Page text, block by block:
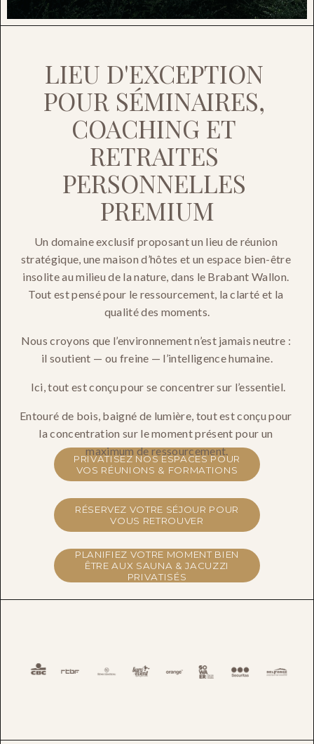
LIEU D'EXCEPTION
POUR SÉMINAIRES,
COACHING ET
RETRAITES
PERSONNELLES
PREMIUM
Un domaine exclusif proposant un lieu de réunion
stratégique, une maison d’hôtes et un espace bien-être
insolite au milieu de la nature, dans le Brabant Wallon.
Tout est pensé pour le ressourcement, la clarté et la
qualité des moments.
Nous croyons que l’environnement n’est jamais neutre :
il soutient — ou freine — l’intelligence humaine.
Ici, tout est conçu pour se concentrer sur l’essentiel.
Entouré de bois, baigné de lumière, tout est conçu pour
la concentration sur le moment présent pour un
maximum de ressourcement.
PRIVATISEZ NOS ESPACES POUR
VOS RÉUNIONS & FORMATIONS
RÉSERVEZ VOTRE SÉJOUR POUR
VOUS RETROUVER
PLANIFIEZ VOTRE MOMENT BIEN
ÊTRE AUX SAUNA & JACUZZI
PRIVATISÉS